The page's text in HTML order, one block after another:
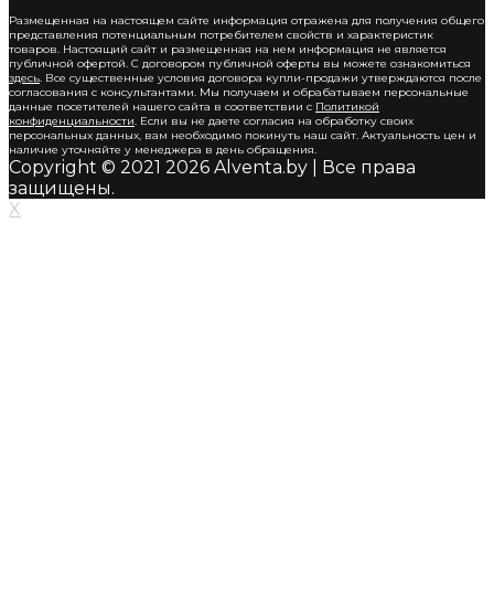
Размещенная на настоящем сайте информация отражена для получения общего
представления потенциальным потребителем свойств и характеристик
товаров. Настоящий сайт и размещенная на нем информация не является
публичной офертой. С договором публичной оферты вы можете ознакомиться
здесь. Все существенные условия договора купли-продажи утверждаются после
согласования с консультантами. Мы получаем и обрабатываем персональные
данные посетителей нашего сайта в соответствии с Политикой
конфиденциальности. Если вы не даете согласия на обработку своих
персональных данных, вам необходимо покинуть наш сайт. Актуальность цен и
наличие уточняйте у менеджера в день обращения.
Copyright © 2021 2026 Alventa.by | Все права
защищены.
X